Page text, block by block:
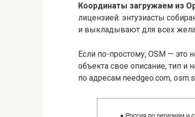
Координаты загружаем из
лицензией: энтузиасты
и выкладывают для всех
Если по-простому, OSM — это
объекта свое описание, тип и
по адресам needgeo.com,